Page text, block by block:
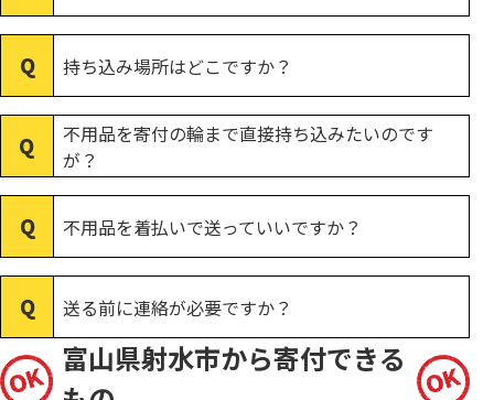
持ち込み場所はどこですか？
不用品を寄付の輪まで直接持ち込みたいのです
が？
不用品を着払いで送っていいですか？
送る前に連絡が必要ですか？
富山県射水市から寄付できる